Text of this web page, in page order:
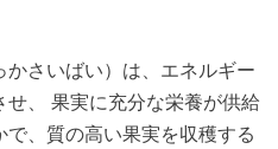
さいばい）は、エネルギー
せ、 果実に充分な栄養が供給
、質の高い果実を収穫する